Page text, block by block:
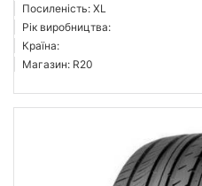
Посиленість: XL
Рік виробництва:
Країна:
Магазин: R20